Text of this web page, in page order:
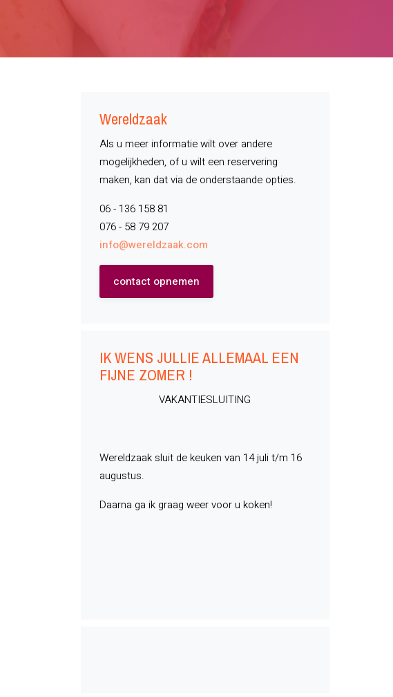
Wereldzaak
Als u meer informatie wilt over andere
mogelijkheden, of u wilt een reservering
maken, kan dat via de onderstaande opties.
06 - 136 158 81
076 - 58 79 207
info@wereldzaak.com
contact opnemen
IK WENS JULLIE ALLEMAAL EEN
FIJNE ZOMER !
VAKANTIESLUITING
Wereldzaak sluit de keuken van 14 juli t/m 16
augustus.
Daarna ga ik graag weer voor u koken!